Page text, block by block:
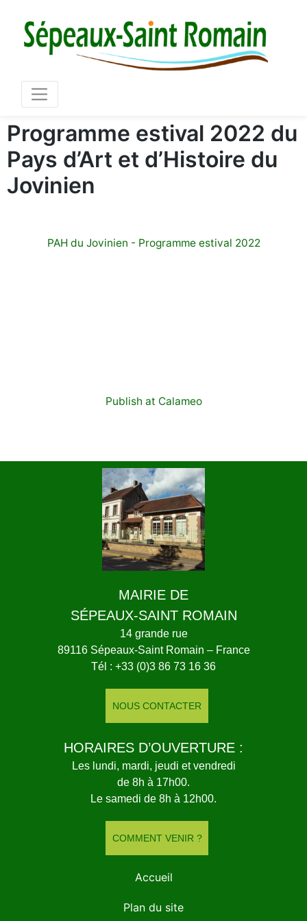
03 86 73 16 36
Programme estival 2022 du
Pays d’Art et d’Histoire du
Jovinien
PAH du Jovinien - Programme estival 2022
Publish at Calameo
MAIRIE DE
SÉPEAUX-SAINT ROMAIN
14 grande rue
89116 Sépeaux-Saint Romain – France
Tél : +33 (0)3 86 73 16 36
NOUS CONTACTER
HORAIRES D’OUVERTURE :
Les lundi, mardi, jeudi et vendredi
de 8h à 17h00.
Le samedi de 8h à 12h00.
COMMENT VENIR ?
Accueil
Plan du site